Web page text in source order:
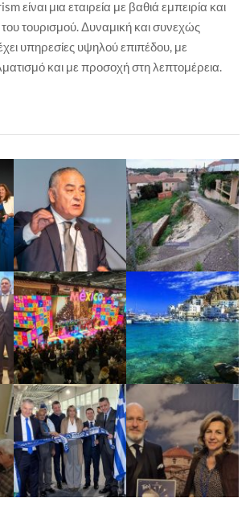
είναι μια εταιρεία με βαθιά εμπειρία και
τουρισμού. Δυναμική και συνεχώς
υπηρεσίες υψηλού επιπέδου, με
και με προσοχή στη λεπτομέρεια.